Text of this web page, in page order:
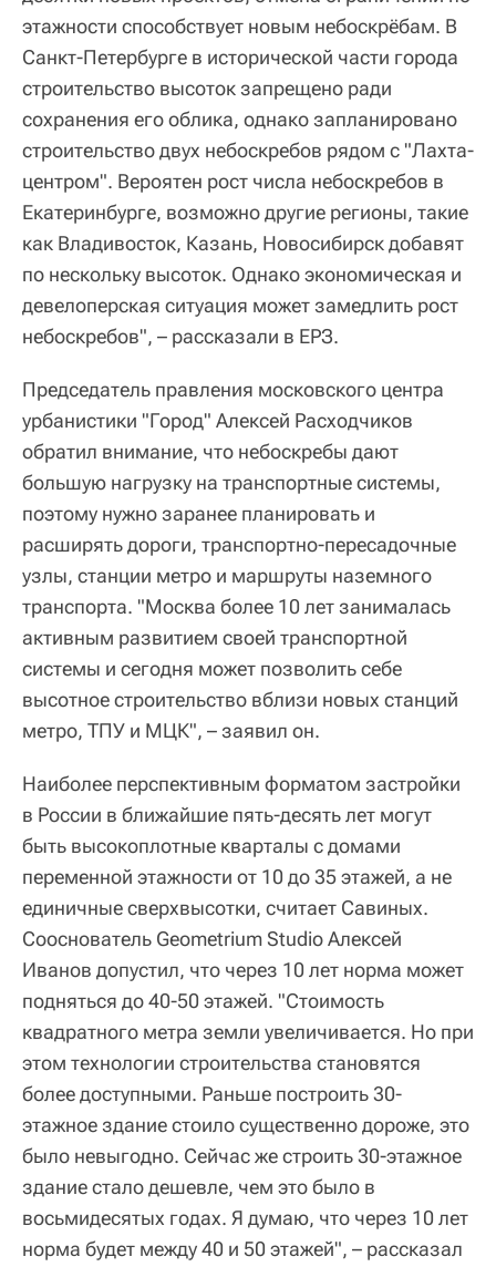
этажности способствует новым небоскрёбам. В
Санкт-Петербурге в исторической части города
строительство высоток запрещено ради
сохранения его облика, однако запланировано
строительство двух небоскребов рядом с "Лахта-
центром". Вероятен рост числа небоскребов в
Екатеринбурге, возможно другие регионы, такие
как Владивосток, Казань, Новосибирск добавят
по нескольку высоток. Однако экономическая и
девелоперская ситуация может замедлить рост
небоскребов", – рассказали в ЕРЗ.
Председатель правления московского центра
урбанистики "Город" Алексей Расходчиков
обратил внимание, что небоскребы дают
большую нагрузку на транспортные системы,
поэтому нужно заранее планировать и
расширять дороги, транспортно-пересадочные
узлы, станции метро и маршруты наземного
транспорта. "Москва более 10 лет занималась
активным развитием своей транспортной
системы и сегодня может позволить себе
высотное строительство вблизи новых станций
метро, ТПУ и МЦК", – заявил он.
Наиболее перспективным форматом застройки
в России в ближайшие пять-десять лет могут
быть высокоплотные кварталы с домами
переменной этажности от 10 до 35 этажей, а не
единичные сверхвысотки, считает Савиных.
Сооснователь Geometrium Studio Алексей
Иванов допустил, что через 10 лет норма может
подняться до 40-50 этажей. "Стоимость
квадратного метра земли увеличивается. Но при
этом технологии строительства становятся
более доступными. Раньше построить 30-
этажное здание стоило существенно дороже, это
было невыгодно. Сейчас же строить 30-этажное
здание стало дешевле, чем это было в
восьмидесятых годах. Я думаю, что через 10 лет
норма будет между 40 и 50 этажей", – рассказал